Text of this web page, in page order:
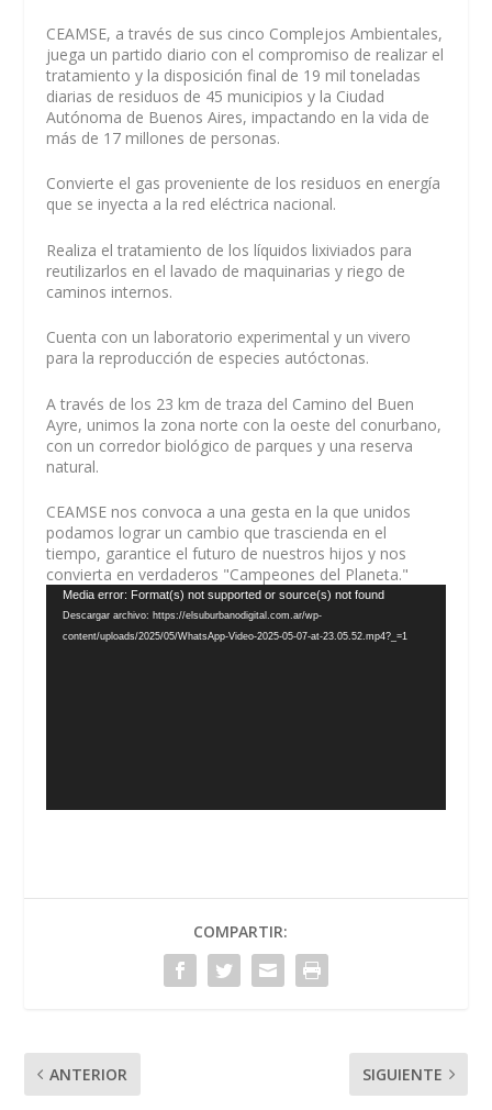
CEAMSE, a través de sus cinco Complejos Ambientales,
juega un partido diario con el compromiso de realizar el
tratamiento y la disposición final de 19 mil toneladas
diarias de residuos de 45 municipios y la Ciudad
Autónoma de Buenos Aires, impactando en la vida de
más de 17 millones de personas.
Convierte el gas proveniente de los residuos en energía
que se inyecta a la red eléctrica nacional.
Realiza el tratamiento de los líquidos lixiviados para
reutilizarlos en el lavado de maquinarias y riego de
caminos internos.
Cuenta con un laboratorio experimental y un vivero
para la reproducción de especies autóctonas.
A través de los 23 km de traza del Camino del Buen
Ayre, unimos la zona norte con la oeste del conurbano,
con un corredor biológico de parques y una reserva
natural.
CEAMSE nos convoca a una gesta en la que unidos
podamos lograr un cambio que trascienda en el
tiempo, garantice el futuro de nuestros hijos y nos
convierta en verdaderos "Campeones del Planeta."
Reproductor
de
vídeo
Media error: Format(s) not supported or source(s) not found
Descargar archivo: https://elsuburbanodigital.com.ar/wp-
content/uploads/2025/05/WhatsApp-Video-2025-05-07-at-23.05.52.mp4?_=1
COMPARTIR:
ANTERIOR SIGUIENTE